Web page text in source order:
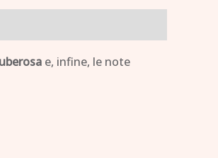
e, infine, le note